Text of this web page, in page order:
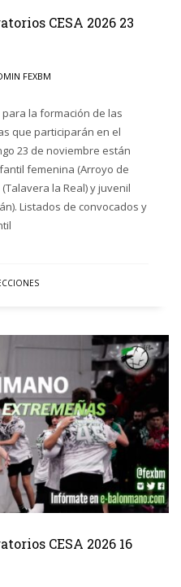
CESA 2026 23
FEXBM
la formación de las
que participarán en el
23 de noviembre están
femenina (Arroyo de
la Real) y juvenil
Listados de convocados y
CESA 2026 16